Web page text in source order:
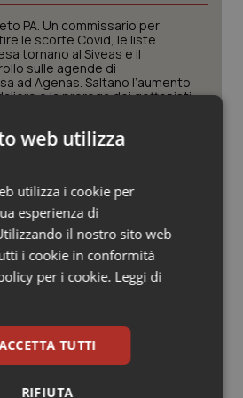
urogenitali
PA. Un commissario per
le scorte Covid, le liste
tornano al Siveas e il
sulle agende di
ad Agenas. Saltano l’aumento
e la proroga dei gettonisti
Bernini firma il decreto:
a scorso anno
Missione 6 verso il
in chiusura la
degli obiettivi per la
rata
monitoraggi e campagna
web utilizza
utilizza i cookie per
esperienza di
il nostro sito web
i cookie in conformità
per i cookie. Leggi di
TUTTI
RIFIUTA